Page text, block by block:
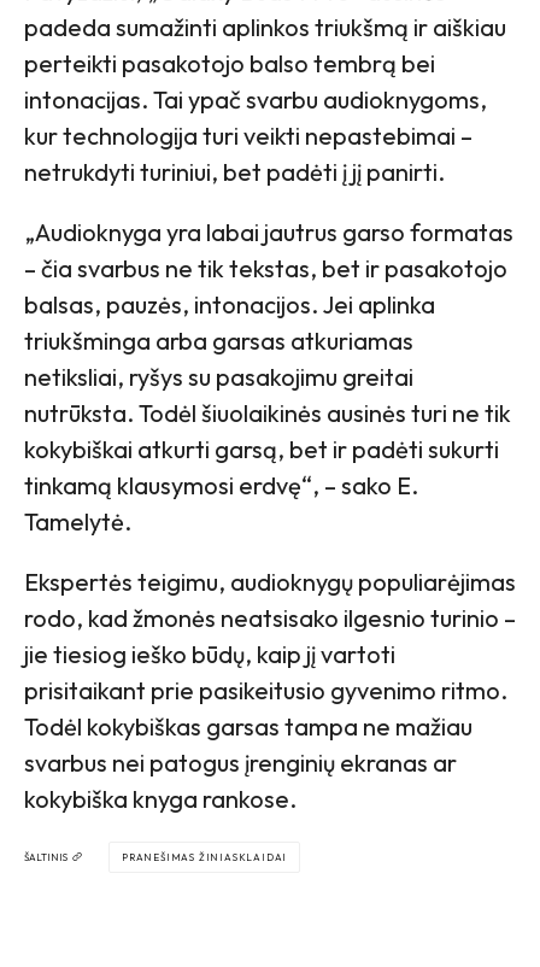
padeda sumažinti aplinkos triukšmą ir aiškiau
perteikti pasakotojo balso tembrą bei
intonacijas. Tai ypač svarbu audioknygoms,
kur technologija turi veikti nepastebimai –
netrukdyti turiniui, bet padėti į jį panirti.
„Audioknyga yra labai jautrus garso formatas
– čia svarbus ne tik tekstas, bet ir pasakotojo
balsas, pauzės, intonacijos. Jei aplinka
triukšminga arba garsas atkuriamas
netiksliai, ryšys su pasakojimu greitai
nutrūksta. Todėl šiuolaikinės ausinės turi ne tik
kokybiškai atkurti garsą, bet ir padėti sukurti
tinkamą klausymosi erdvę“, – sako E.
Tamelytė.
Ekspertės teigimu, audioknygų populiarėjimas
rodo, kad žmonės neatsisako ilgesnio turinio –
jie tiesiog ieško būdų, kaip jį vartoti
prisitaikant prie pasikeitusio gyvenimo ritmo.
Todėl kokybiškas garsas tampa ne mažiau
svarbus nei patogus įrenginių ekranas ar
kokybiška knyga rankose.
ŠALTINIS PRANEŠIMAS ŽINIASKLAIDAI